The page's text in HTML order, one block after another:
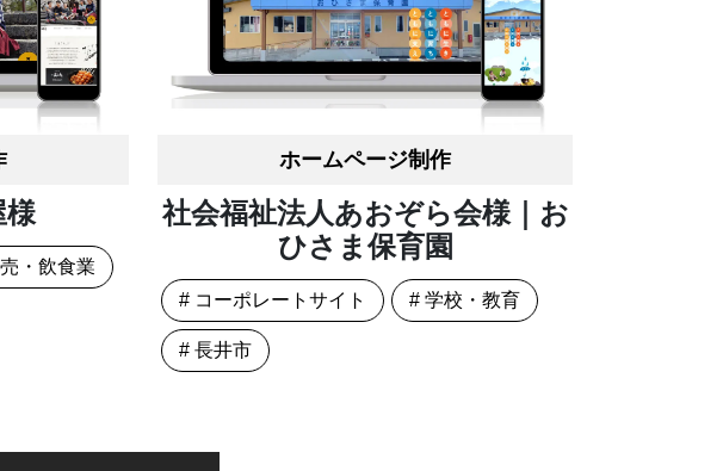
様
・飲食業
ホームページ制作
社会福祉法人あおぞら会様｜お
ひさま保育園
# コーポレートサイト # 学校・教育
# 長井市